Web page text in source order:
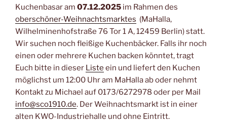
Kuchenbasar am 07.12.2025 im Rahmen des
oberschöner-Weihnachtsmarktes (MaHalla,
Wilhelminenhofstraße 76 Tor 1 A, 12459 Berlin) statt.
Wir suchen noch fleißige Kuchenbäcker. Falls ihr noch
einen oder mehrere Kuchen backen könntet, tragt
Euch bitte in dieser Liste ein und liefert den Kuchen
möglichst um 12:00 Uhr am MaHalla ab oder nehmt
Kontakt zu Michael auf 0173/6272978 oder per Mail
info@sco1910.de. Der Weihnachtsmarkt ist in einer
alten KWO-Industriehalle und ohne Eintritt.